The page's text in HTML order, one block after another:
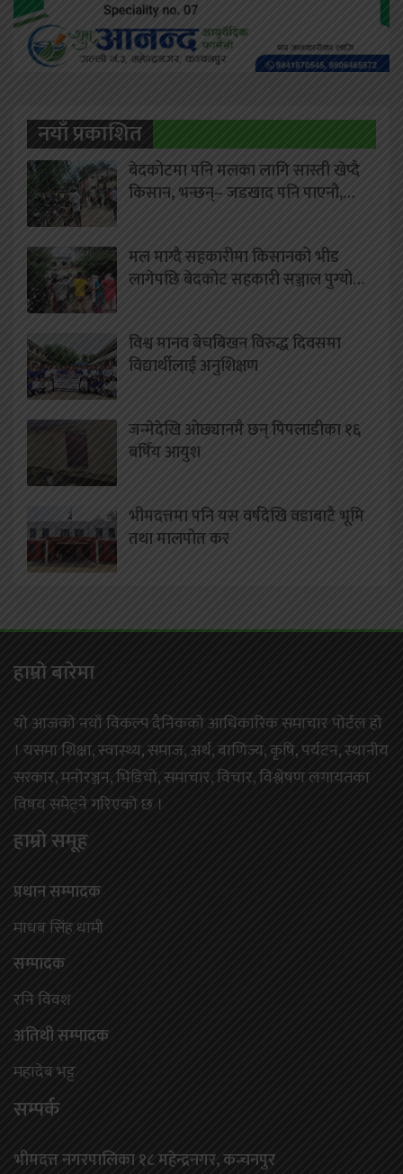
नयाँ प्रकाशित
बेदकोटमा पनि मलका लागि सास्ती खेप्दै
किसान, भन्छन्– जडखाद पनि पाएनौ,…
मल माग्दै सहकारीमा किसानको भीड
लागेपछि बेदकोट सहकारी सञ्जाल पुग्यो…
विश्व मानव बेचबिखन विरुद्ध दिवसमा
विद्यार्थीलाई अनुशिक्षण
जन्मेदेखि ओछ्यानमै छन् पिपलाडीका १६
बर्षिय आयुश
भीमदत्तमा पनि यस वर्षदेखि वडाबाटै भूमि
तथा मालपोत कर
हाम्राे बारेमा
यो आजको नयाँ विकल्प दैनिकको आधिकारिक समाचार पोर्टल हो
। यसमा शिक्षा, स्वास्थ्य, समाज, अर्थ, बाणिज्य, कृषि, पर्यटन, स्थानीय
सरकार, मनोरञ्जन, भिडियो, समाचार, विचार, विश्लेषण लगायतका
विषय समेट्ने गरिएको छ ।
हाम्राे समूह
प्रधान सम्पादक
माधब सिंह धामी
सम्पादक
रनि विवश
अतिथी सम्पादक
महादेब भट्ट
सम्पर्क
भीमदत्त नगरपालिका १८ महेन्द्रनगर, कन्चनपुर